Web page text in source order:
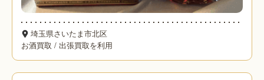
埼玉県さいたま市北区
お酒買取 / 出張買取を利用